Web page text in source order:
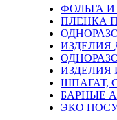
ФОЛЬГА
ПЛЕНКА
ИЗДЕЛИЯ
ИЗДЕЛИЯ
ШПАГАТ,
БАРНЫЕ
ЭКО